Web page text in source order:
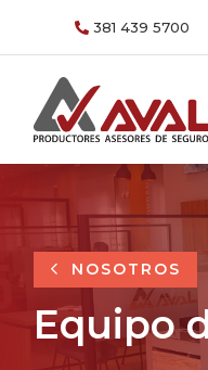
381 439 5700
NOSOTROS
Equipo